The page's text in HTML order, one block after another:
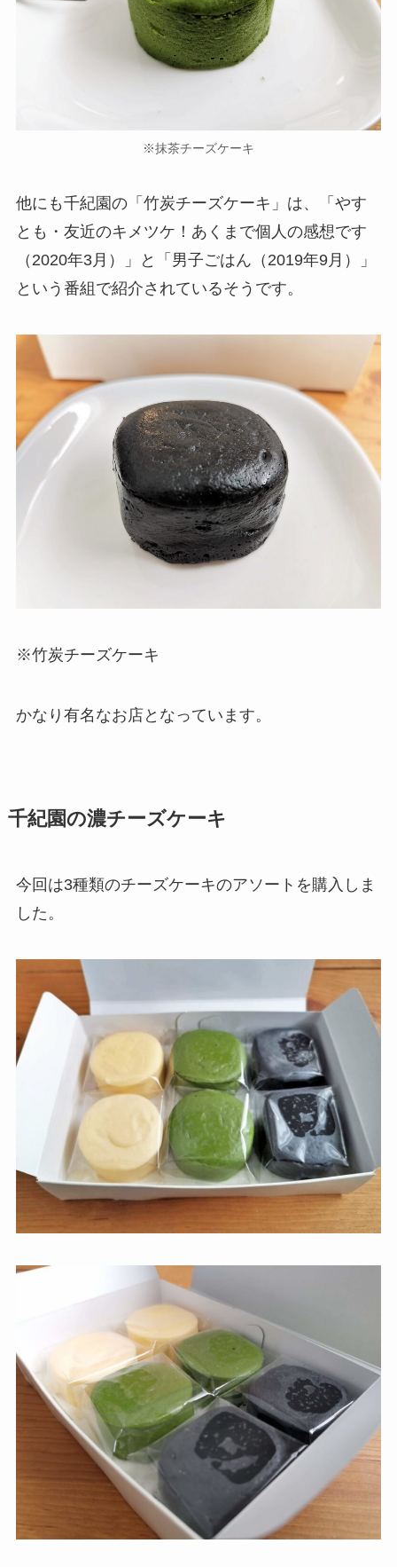
※抹茶チーズケーキ
他にも千紀園の「竹炭チーズケーキ」は、「やす
とも・友近のキメツケ！あくまで個人の感想です
（2020年3月）」と「男子ごはん（2019年9月）」
という番組で紹介されているそうです。
※竹炭チーズケーキ
かなり有名なお店となっています。
千紀園の濃チーズケーキ
今回は3種類のチーズケーキのアソートを購入しま
した。